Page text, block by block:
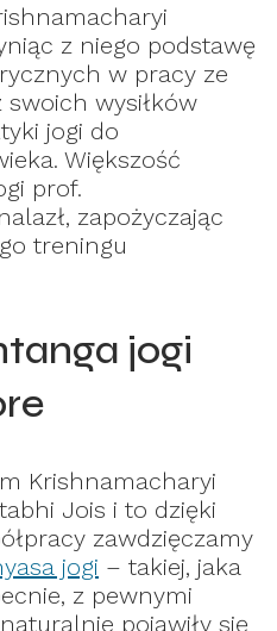
z niego podstawę
w pracy ze
wysiłków
jogi do
Większość
prof.
zapożyczając
treningu
jogi
Krishnamacharyi
Jois i to dzięki
zawdzięczamy
jogi – takiej, jaka
z pewnymi
pojawiły się